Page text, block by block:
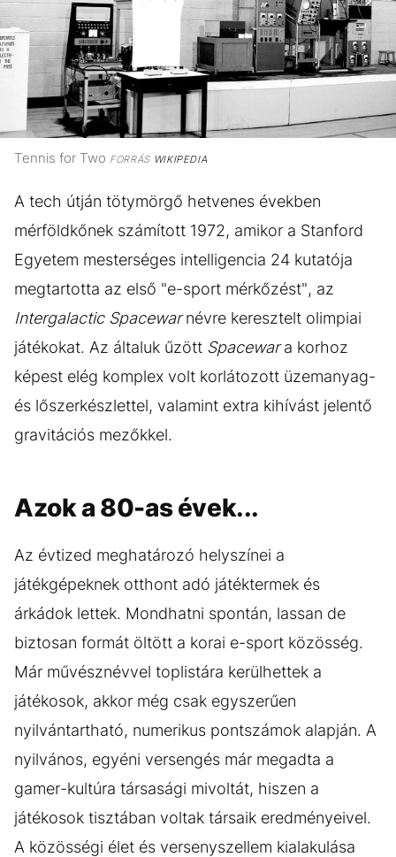
Tennis for Two FORRÁSWIKIPEDIA
A tech útján tötymörgő hetvenes években
mérföldkőnek számított 1972, amikor a Stanford
Egyetem mesterséges intelligencia 24 kutatója
megtartotta az első "e-sport mérkőzést", az
Intergalactic Spacewarnévre keresztelt olimpiai
játékokat. Az általuk űzött Spacewara korhoz
képest elég komplex volt korlátozott üzemanyag-
és lőszerkészlettel, valamint extra kihívást jelentő
gravitációs mezőkkel.
Azok a 80-as évek...
Az évtized meghatározó helyszínei a
játékgépeknek otthont adó játéktermek és
árkádok lettek. Mondhatni spontán, lassan de
biztosan formát öltött a korai e-sport közösség.
Már művésznévvel toplistára kerülhettek a
játékosok, akkor még csak egyszerűen
nyilvántartható, numerikus pontszámok alapján. A
nyilvános, egyéni versengés már megadta a
gamer-kultúra társasági mivoltát, hiszen a
játékosok tisztában voltak társaik eredményeivel.
A közösségi élet és versenyszellem kialakulása